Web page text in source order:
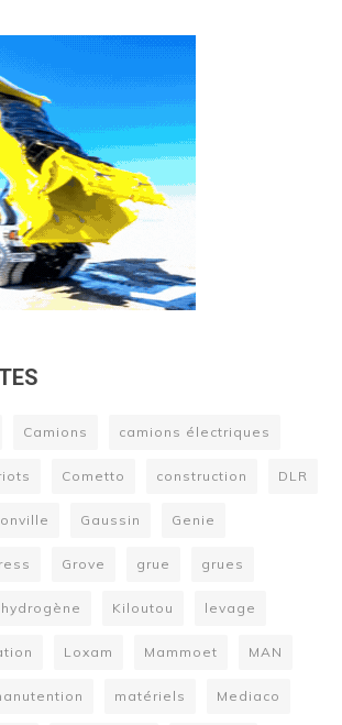
Camions camions électriques
Cometto construction DLR
Gaussin Genie
Grove grue grues
hydrogène Kiloutou levage
Loxam Mammoet MAN
matériels Mediaco